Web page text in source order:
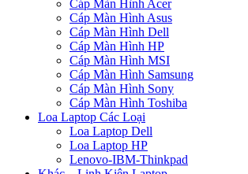
Cáp Màn Hình Acer
Cáp Màn Hình Asus
Cáp Màn Hình Dell
Cáp Màn Hình HP
Cáp Màn Hình MSI
Cáp Màn Hình Samsung
Cáp Màn Hình Sony
Cáp Màn Hình Toshiba
Loa Laptop Các Loại
Loa Laptop Dell
Loa Laptop HP
Lenovo-IBM-Thinkpad